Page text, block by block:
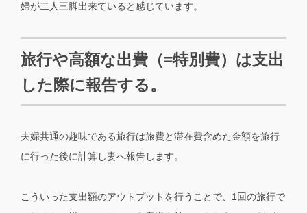
婦が二人三脚出来ていると感じています。
旅行や高額な出費（=特別費）は支出
した際に報告する。
夫婦共通の趣味である旅行は旅費と滞在費含めた金額を旅行
に行った後に計算し妻へ報告します。
こういった支出額のアウトプットを行うことで、1回の旅行で